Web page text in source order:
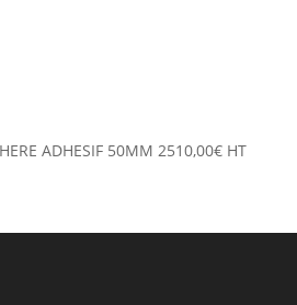
ADHESIF 50MM 2510,00€ HT